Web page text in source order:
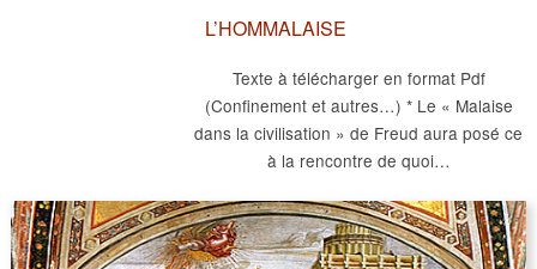
L’HOMMALAISE
Texte à télécharger en format Pdf
(Confinement et autres…) * Le « Malaise
dans la civilisation » de Freud aura posé ce
à la rencontre de quoi…